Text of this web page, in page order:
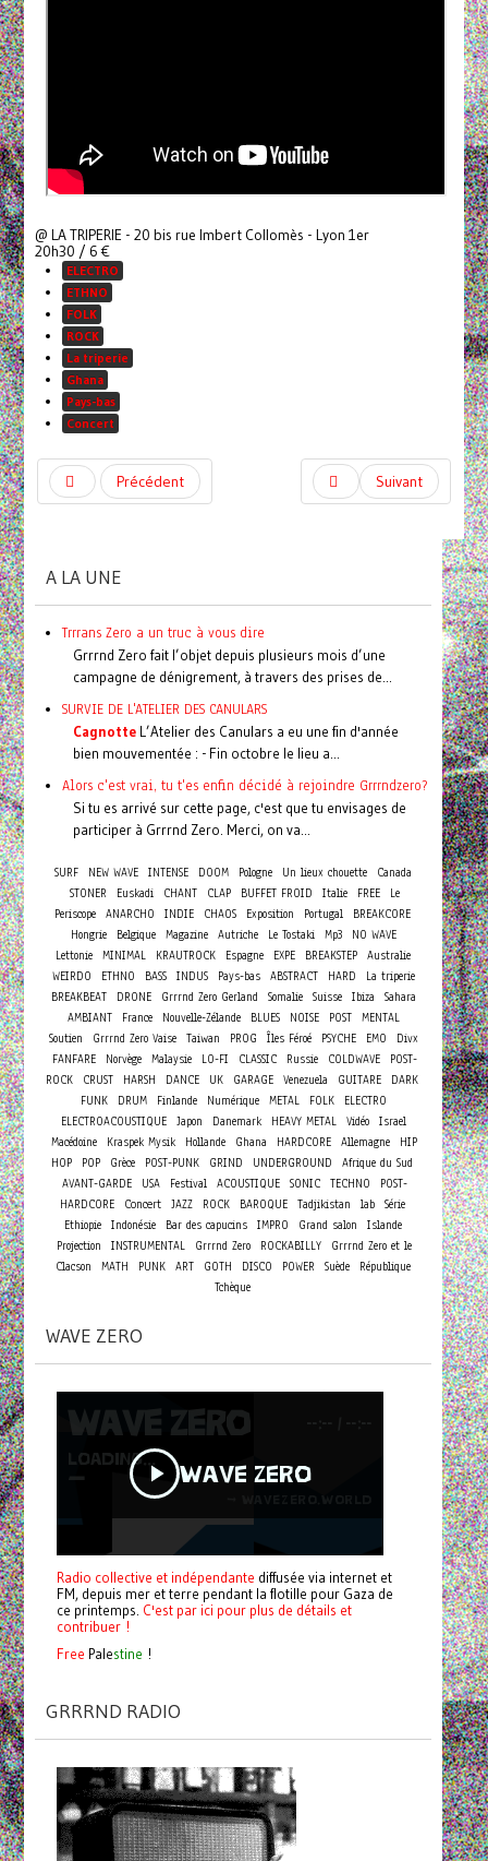
@ LA TRIPERIE - 20 bis rue Imbert Collomès - Lyon 1er
20h30 / 6 €
ELECTRO
ETHNO
FOLK
ROCK
La triperie
Ghana
Pays-bas
Concert
Précédent Suivant
A LA UNE
Trrrans Zero a un truc à vous dire
Grrrnd Zero fait l’objet depuis plusieurs mois d’une
campagne de dénigrement, à travers des prises de...
SURVIE DE L'ATELIER DES CANULARS
CagnotteL’Atelier des Canulars a eu une fin d'année
bien mouvementée : - Fin octobre le lieu a...
Alors c'est vrai, tu t'es enfin décidé à rejoindre Grrrndzero?
Si tu es arrivé sur cette page, c'est que tu envisages de
participer à Grrrnd Zero. Merci, on va...
SURF NEW WAVE INTENSE DOOM Pologne Un lieux chouette
Canada
STONER
Euskadi CHANT CLAP BUFFET FROID Italie FREE
Le
Periscope
ANARCHO INDIE CHAOS Exposition Portugal
BREAKCORE
Hongrie
Belgique Magazine Autriche Le Tostaki Mp3
NO WAVE
Lettonie MINIMAL KRAUTROCK Espagne EXPE BREAKSTEP Australie
WEIRDO
ETHNO BASS INDUS Pays-bas ABSTRACT HARD
La triperie
BREAKBEAT
DRONE Grrrnd Zero Gerland Somalie Suisse Ibiza
Sahara
AMBIANT
France Nouvelle-Zélande BLUES NOISE POST
MENTAL
Soutien
Grrrnd Zero Vaise Taiwan PROG Îles Féroé PSYCHE EMO
Divx
FANFARE
Norvège Malaysie LO-FI CLASSIC Russie COLDWAVE
POST-
ROCK
CRUST HARSH DANCE UK GARAGE Venezuela GUITARE
DARK
FUNK
DRUM Finlande Numérique METAL FOLK
ELECTRO
ELECTROACOUSTIQUE
Japon Danemark HEAVY METAL Vidéo
Israel
Macédoine
Kraspek Mysik Hollande Ghana HARDCORE Allemagne
HIP
HOP
POP Grèce POST-PUNK GRIND UNDERGROUND
Afrique du Sud
AVANT-GARDE
USA Festival ACOUSTIQUE SONIC TECHNO
POST-
HARDCORE
Concert JAZZ ROCK BAROQUE Tadjikistan lab
Série
Ethiopie Indonésie Bar des capucins IMPRO Grand salon
Islande
Projection
INSTRUMENTAL Grrrnd Zero ROCKABILLY
Grrrnd Zero et le
Clacson
MATH PUNK ART GOTH DISCO POWER Suède
République
Tchèque
WAVE ZERO
Radio collective et indépendante diffusée via internet et
FM, depuis mer et terre pendant la flotille pour Gaza de
ce printemps. C'est par ici pour plus de détails et
contribuer !
Free Palestine !
GRRRND RADIO